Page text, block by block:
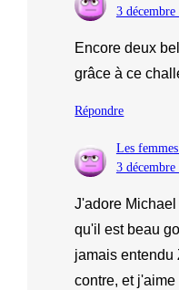
3
Encore deux
grâce à ce
Répondre
Les
3
J'adore
qu'il est beau
jamais entendu
contre, et j'aime